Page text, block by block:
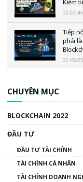
00:03:46
Tiếp
phải
00:45:25
00:02:14
Nhìn
đến
CHUYÊN MỤC
BLOCKCHAIN 2022
ĐẦU TƯ
ĐẦU TƯ TÀI CHÍNH
TÀI CHÍNH CÁ NHÂN
TÀI CHÍNH DOANH